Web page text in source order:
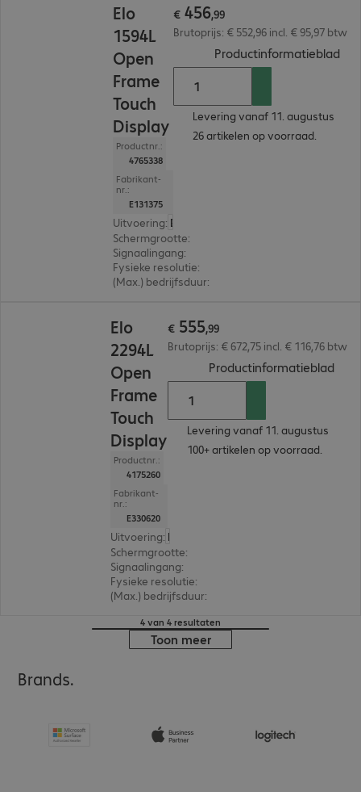
Elo
1594L
Open
Frame
Touch
Display
Productnr.:
4765338
Fabrikant-
nr.:
E131375
Uitvoering:
Schermgrootte:
Signaalingang:
Fysieke resolutie:
(Max.) bedrijfsduur:
€ 456,99
Brutoprijs: € 552,96 incl. € 95,97 btw
Productinformatieblad
Levering vanaf 11. augustus
26 artikelen op voorraad.
Elo
2294L
Open
Frame
Touch
Display
Productnr.:
4175260
Fabrikant-
nr.:
E330620
Uitvoering: Europa
Schermgrootte:
Signaalingang:
Fysieke resolutie:
(Max.) bedrijfsduur:
€ 555,99
Brutoprijs: € 672,75 incl. € 116,76 btw
Productinformatieblad
Levering vanaf 11. augustus
100+ artikelen op voorraad.
4 van 4 resultaten
Toon meer
Brands.